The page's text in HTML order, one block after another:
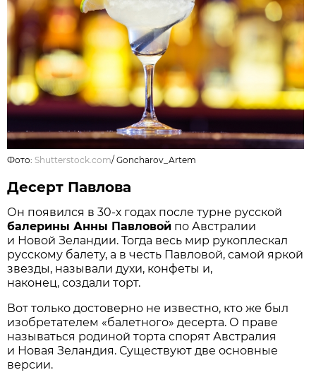
Фото:Shutterstock.com/Goncharov_Artem
Десерт Павлова
Он появился в 30-х годах после турне русской
балерины Анны Павловой по Австралии
и Новой Зеландии. Тогда весь мир рукоплескал
русскому балету, а в честь Павловой, самой яркой
звезды, называли духи, конфеты и,
наконец, создали торт.
Вот только достоверно не известно, кто же был
изобретателем «балетного» десерта. О праве
называться родиной торта спорят Австралия
и Новая Зеландия. Существуют две основные
версии.